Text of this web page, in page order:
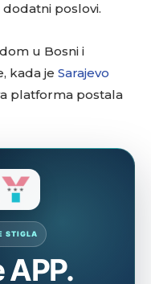
poslovi.
u Bosni i
kada je Sarajevo
platforma postala